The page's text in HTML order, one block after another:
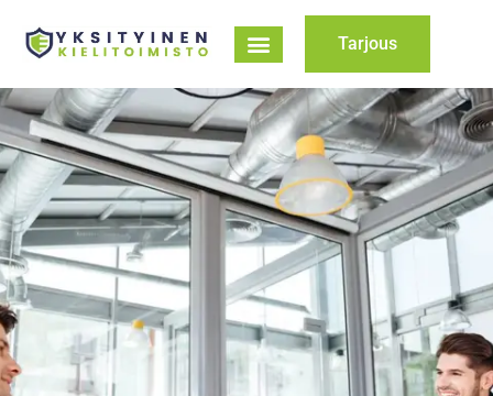
Siirry
suoraan
sisältöön
Tarjous